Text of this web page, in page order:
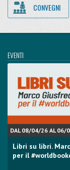
CONVEGNI
EVENTI
DAL 08/04/26 AL 06/
Libri su libri.
per il